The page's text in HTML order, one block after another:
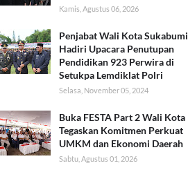
Kamis, Agustus 06, 2026
Penjabat Wali Kota Sukabumi
Hadiri Upacara Penutupan
Pendidikan 923 Perwira di
Setukpa Lemdiklat Polri
Selasa, November 05, 2024
Buka FESTA Part 2 Wali Kota
Tegaskan Komitmen Perkuat
UMKM dan Ekonomi Daerah
Sabtu, Agustus 01, 2026